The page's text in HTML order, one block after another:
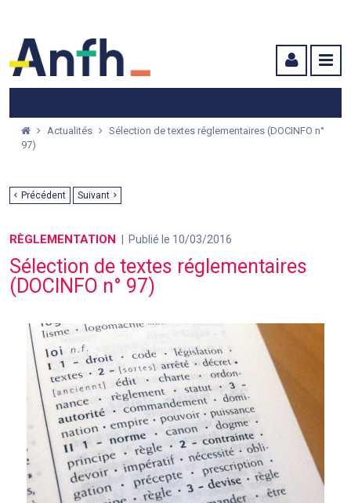
Actualités
Sélection de textes réglementaires (DOCINFO n°
97)
Précédent Suivant
RÈGLEMENTATION Publié le 10/03/2016
Sélection de textes réglementaires
(DOCINFO n° 97)